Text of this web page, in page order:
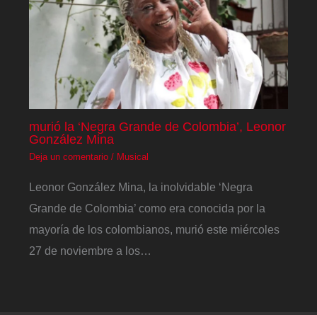
murió la ‘Negra Grande de Colombia’, Leonor
González Mina
Deja un comentario / Musical
Leonor González Mina, la inolvidable ‘Negra
Grande de Colombia’ como era conocida por la
mayoría de los colombianos, murió este miércoles
27 de noviembre a los…